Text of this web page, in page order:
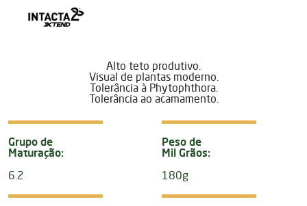
Alto teto produtivo.
Visual de plantas moderno.
Tolerância à Phytophthora.
Tolerância ao acamamento.
Grupo de
Maturação:
6.2
Peso de
Mil Grãos:
180g